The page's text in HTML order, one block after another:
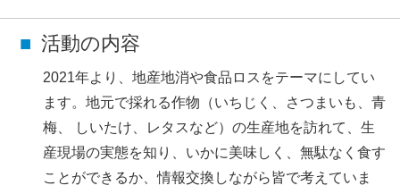
活動の内容
2021年より、地産地消や食品ロスをテーマにしてい
ます。地元で採れる作物（いちじく、さつまいも、青
梅、 しいたけ、レタスなど）の生産地を訪れて、生
産現場の実態を知り、いかに美味しく、無駄なく食す
ことができるか、情報交換しながら皆で考えていま